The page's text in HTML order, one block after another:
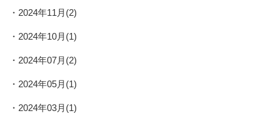
2024年11月(2)
2024年10月(1)
2024年07月(2)
2024年05月(1)
2024年03月(1)